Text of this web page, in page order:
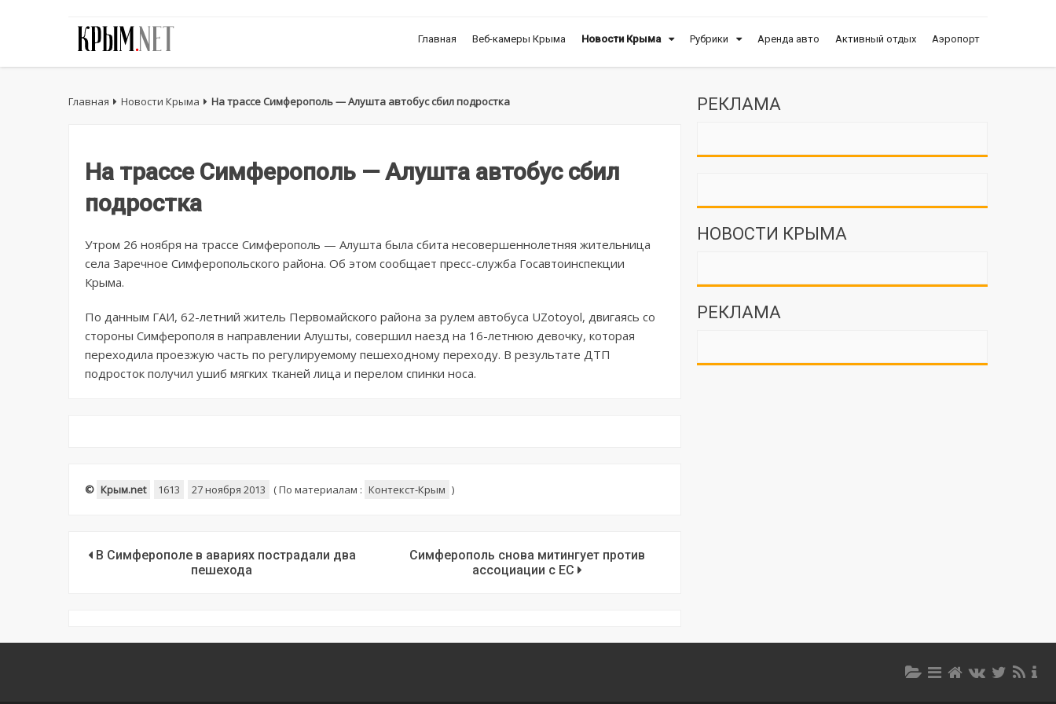
Главная Веб-камеры Крыма Новости Крыма Рубрики Аренда авто Активный отдых Аэропорт
Главная Новости Крыма На трассе Симферополь — Алушта автобус сбил подростка
На трассе Симферополь — Алушта автобус сбил
подростка
Утром 26 ноября на трассе Симферополь — Алушта была сбита несовершеннолетняя жительница
села Заречное Симферопольского района. Об этом сообщает пресс-служба Госавтоинспекции
Крыма.
По данным ГАИ, 62-летний житель Первомайского района за рулем автобуса UZotoyol, двигаясь со
стороны Симферополя в направлении Алушты, совершил наезд на 16-летнюю девочку, которая
переходила проезжую часть по регулируемому пешеходному переходу. В результате ДТП
подросток получил ушиб мягких тканей лица и перелом спинки носа.
© Крым.net 1613 27 ноября 2013 (По материалам : Контекст-Крым )
В Симферополе в авариях пострадали два
пешехода
Симферополь снова митингует против
ассоциации с ЕС
РЕКЛАМА
НОВОСТИ КРЫМА
РЕКЛАМА